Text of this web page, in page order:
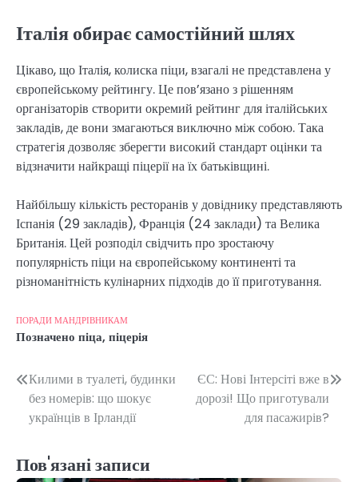
Італія обирає самостійний шлях
Цікаво, що Італія, колиска піци, взагалі не представлена у
європейському рейтингу. Це пов’язано з рішенням
організаторів створити окремий рейтинг для італійських
закладів, де вони змагаються виключно між собою. Така
стратегія дозволяє зберегти високий стандарт оцінки та
відзначити найкращі піцерії на їх батьківщині.
Найбільшу кількість ресторанів у довіднику представляють
Іспанія (29 закладів), Франція (24 заклади) та Велика
Британія. Цей розподіл свідчить про зростаючу
популярність піци на європейському континенті та
різноманітність кулінарних підходів до її приготування.
ПОРАДИ МАНДРІВНИКАМ
Позначено піца, піцерія
Навігація
записів
Килими в туалеті, будинки
без номерів: що шокує
українців в Ірландії
ЄС: Нові Інтерсіті вже в
дорозі! Що приготували
для пасажирів?
Пов'язані записи